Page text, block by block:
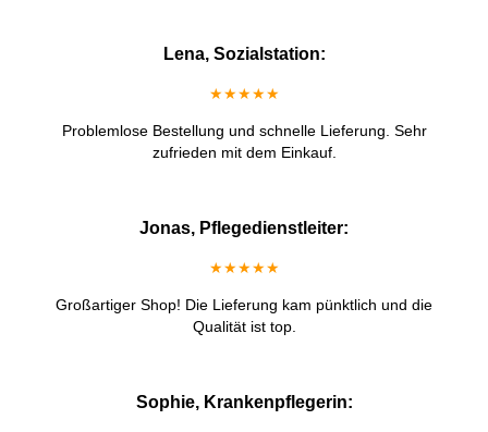
Lena, Sozialstation:
★★★★★
Problemlose Bestellung und schnelle Lieferung. Sehr
zufrieden mit dem Einkauf.
Jonas, Pflegedienstleiter:
★★★★★
Großartiger Shop! Die Lieferung kam pünktlich und die
Qualität ist top.
Sophie, Krankenpflegerin: